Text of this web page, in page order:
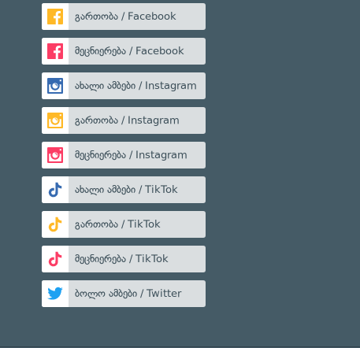
გართობა / Facebook
მეცნიერება / Facebook
ახალი ამბები / Instagram
გართობა / Instagram
მეცნიერება / Instagram
ახალი ამბები / TikTok
გართობა / TikTok
მეცნიერება / TikTok
ბოლო ამბები / Twitter